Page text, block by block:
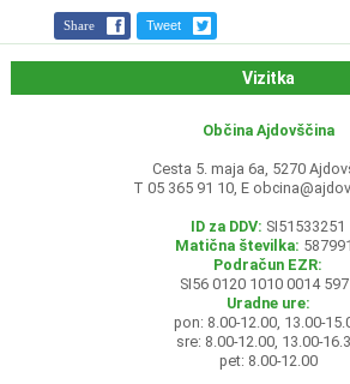
Share Tweet
Vizitka
Občina Ajdovščina
Cesta 5. maja 6a, 5270
T 05 365 91 10, E
ID za DDV: SI51533251
Matična številka:
Podračun EZR:
SI56 0120 1010 0014 597
Uradne ure:
pon: 8.00-12.00, 13.00-
sre: 8.00-12.00, 13.00-
pet: 8.00-12.00